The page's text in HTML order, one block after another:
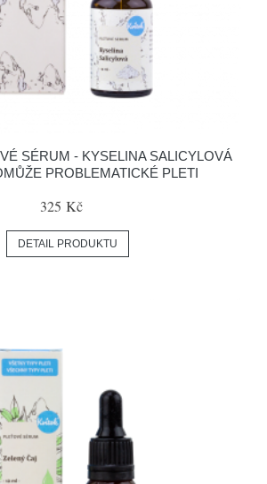
SÉRUM - KYSELINA SALICYLOVÁ
PROBLEMATICKÉ PLETI
325 Kč
DETAIL PRODUKTU